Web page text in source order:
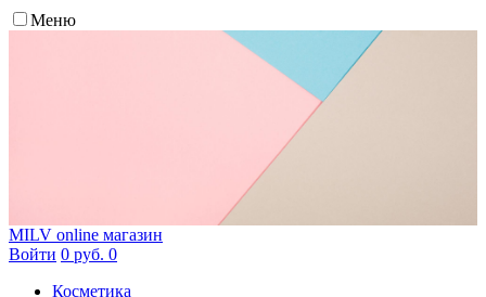
Меню
MILV online магазин
Войти 0 руб. 0
Косметика